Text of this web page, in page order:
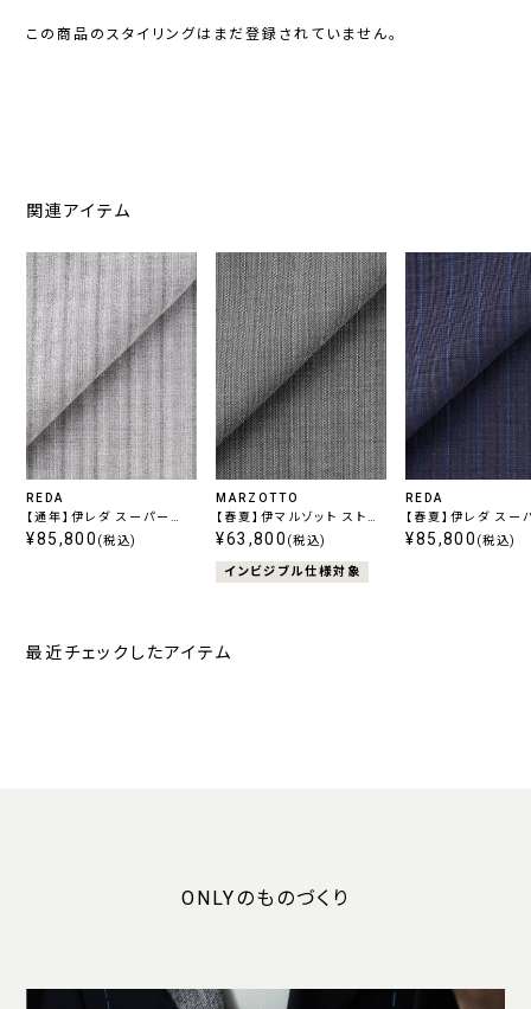
この商品のスタイリングはまだ登録されていません。
関連アイテム
REDA
【通年】伊レダ スーパー
110’s ライトグレーストラ
¥85,800 (税込)
MARZOTTO
【春夏】伊マルゾット ストレ
ッチ グレーシャドウ
¥63,800 (税込)
インビジブル仕様対象
REDA
【春夏】伊レダ スー
110’s ネイビース
¥85,800 (税込)
最近チェックしたアイテム
ONLYのものづくり